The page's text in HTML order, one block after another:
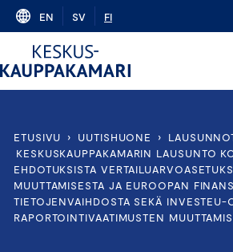
Skip
content
EN SV FI
ETUSIVU › UUTISHUONE ›
KESKUSKAUPPAKAMARIN LAUSUNTO
EHDOTUKSISTA
MUUTTAMISESTA JA EUROOPAN
TIETOJENVAIHDOSTA SEKÄ INVESTEU-
RAPORTOINTIVAATIMUSTEN